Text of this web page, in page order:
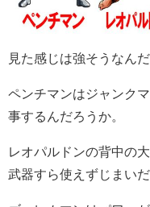
見た感じは強そうなんだ
ペンチマンはジャンク
事するんだろうか。
レオパルドンの背中の
武器すら使えずじまいだ